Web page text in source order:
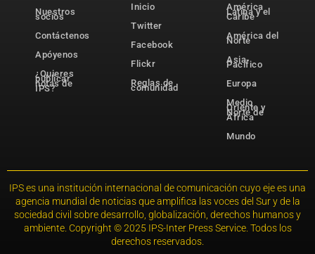
Nuestros
socios
Contáctenos
Apóyenos
¿Quieres
publicar
notas de
IPS?
Inicio
Twitter
Facebook
Flickr
Reglas de
comunidad
América
Latina y el
Caribe
América del
Norte
Asia-
Pacífico
Europa
Medio
Oriente y
Norte de
África
Mundo
IPS es una institución internacional de comunicación cuyo eje es una
agencia mundial de noticias que amplifica las voces del Sur y de la
sociedad civil sobre desarrollo, globalización, derechos humanos y
ambiente. Copyright © 2025 IPS-Inter Press Service. Todos los
derechos reservados.